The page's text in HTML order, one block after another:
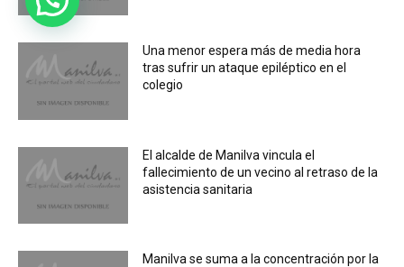
Una menor espera más de media hora
tras sufrir un ataque epiléptico en el
colegio
El alcalde de Manilva vincula el
fallecimiento de un vecino al retraso de la
asistencia sanitaria
Manilva se suma a la concentración por la